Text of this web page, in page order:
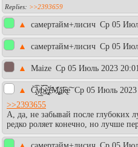
>>2393659
▲ самертайм+лисич Ср 05
▲ самертайм+лисич Ср 05
▲ Maize Ср 05 Июль 2023 20:01
▲ C̸̡̀̕͡y̸̢͟͟b́̀͟͡͡e҉̡̧͝ŗ̶͏́M̧҉̢͢á͡k̵̴̢e͠ Ср 05 Июль 2023
>>2393655
А, да, не забывай после глубоких
редко роляет конечно, но лучше